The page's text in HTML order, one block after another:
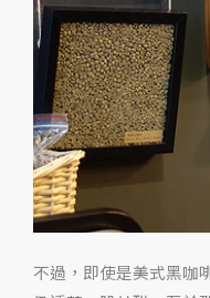
不過，即使是美式黑咖